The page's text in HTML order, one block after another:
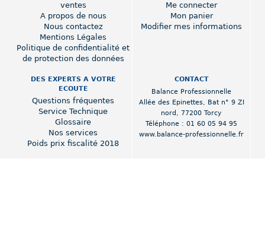
ventes
A propos de nous
Nous contactez
Mentions Légales
Politique de confidentialité et
de protection des données
Me connecter
Mon panier
Modifier mes informations
DES EXPERTS A VOTRE
ECOUTE
Questions fréquentes
Service Technique
Glossaire
Nos services
Poids prix fiscalité 2018
CONTACT
Balance Professionnelle
Allée des Epinettes, Bat n° 9 ZI
nord , 77200 Torcy
Téléphone : 01 60 05 94 95
www.balance-professionnelle.fr